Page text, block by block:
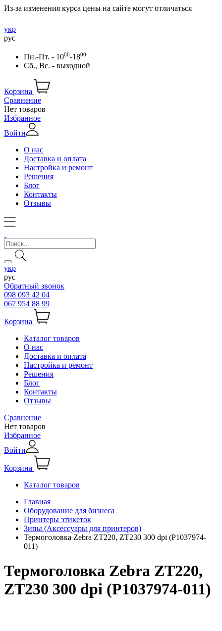
Из-за изменения курса цены на сайте могут отличаться
укр
рус
Пн.-Пт. - 1000-1800
Сб., Вс. - выходной
Корзина
Сравнение
Нет товаров
Избранное
Войти
О нас
Доставка и оплата
Настройка и ремонт
Решения
Блог
Контакты
Отзывы
укр
рус
Обратный звонок
098 093 42 04
067 954 88 99
Корзина
Каталог товаров
О нас
Доставка и оплата
Настройка и ремонт
Решения
Блог
Контакты
Отзывы
Сравнение
Нет товаров
Избранное
Войти
Корзина
Каталог товаров
Главная
Оборудование для бизнеса
Принтеры этикеток
Зипы (Аксессуары для принтеров)
Термоголовка Zebra ZT220, ZT230 300 dpi (P1037974-
011)
Термоголовка Zebra ZT220,
ZT230 300 dpi (P1037974-011)